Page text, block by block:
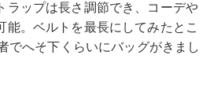
ラップは長さ調節でき、コーデや
能。ベルトを最長にしてみたとこ
でへそ下くらいにバッグがきまし